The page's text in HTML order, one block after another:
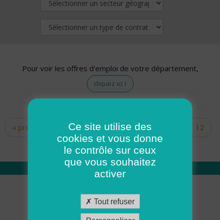
Pour voir les offres d'emploi de votre département,
cliquez ici !
Pages
« premier ‹ précédent … 10
12
14 15 16 17
Qui sommes nous
Académie ADMR
Ce site utilise des
cookies et vous donne
le contrôle sur ceux
que vous souhaitez
activer
Tout refuser